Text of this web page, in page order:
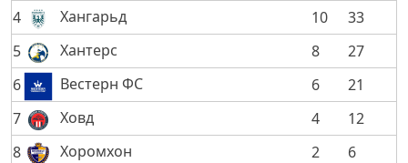
4
Хангарьд 10
33
5
Хантерс 8
27
6
Вестерн ФС 6
21
7
Ховд 4
12
8
Хоромхон 2
6